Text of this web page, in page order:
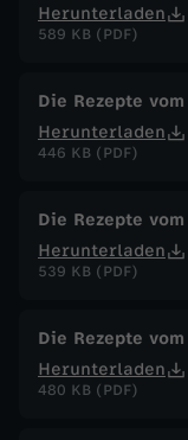
Herunterladen
589 KB (PDF)
Die Rezepte
Herunterladen
446 KB (PDF)
Die Rezepte
Herunterladen
539 KB (PDF)
Die Rezepte
Herunterladen
480 KB (PDF)